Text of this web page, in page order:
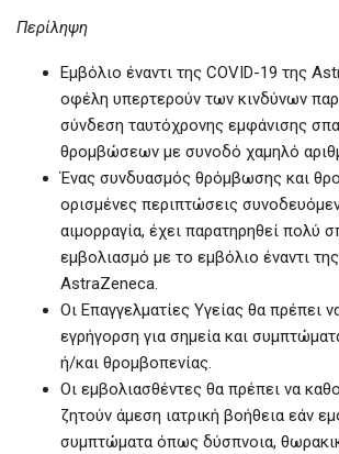
Περίληψη
Εμβόλιο έναντι της COVID-19 της
οφέλη υπερτερούν των κινδύνων
σύνδεση ταυτόχρονης εμφάνισης
θρομβώσεων με συνοδό χαμηλό
Ένας συνδυασμός θρόμβωσης και
ορισμένες περιπτώσεις
αιμορραγία, έχει παρατηρηθεί πολύ
εμβολιασμό με το εμβόλιο έναντι
AstraZeneca.
Οι Επαγγελματίες Υγείας θα πρέπει
εγρήγορση για σημεία και
ή/και θρομβοπενίας.
Οι εμβολιασθέντες θα πρέπει να
ζητούν άμεση ιατρική βοήθεια εάν
συμπτώματα όπως δύσπνοια,